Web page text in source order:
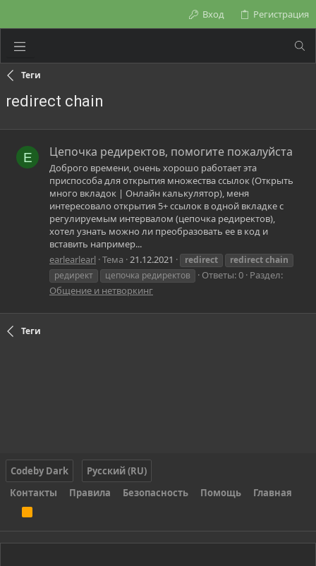
Вход Регистрация
Теги
redirect chain
E Цепочка редиректов, помогите пожалуйста
Доброго времени, очень хорошо работает эта
приспособа для открытия множества ссылок (Открыть
много вкладок | Онлайн калькулятор), меня
интересовало открытия 5+ ссылок в одной вкладке с
регулируемым интервалом (цепочка редиректов),
хотел узнать можно ли преобразовать ее в код и
вставить например...
earlearlearl Тема 21.12.2021 redirect redirectchain
редирект
цепочка редиректов Ответы: 0 Раздел:
Общение и нетворкинг
Теги
Codeby Dark
Русский (RU)
Контакты
Правила Безопасность Помощь Главная
S